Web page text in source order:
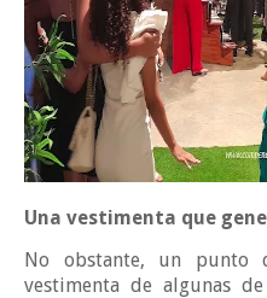
Una vestimenta que
No obstante, un punto
vestimenta de algunas